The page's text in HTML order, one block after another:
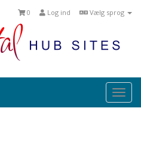
Vælg sprog
Log ind
0